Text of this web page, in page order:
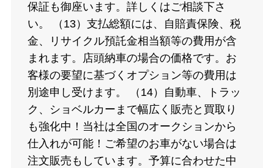
保証も御座います。詳しくはご相談下さ
い。 （13）支払総額には、自賠責保険、税
金、リサイクル預託金相当額等の費用が含
まれます。店頭納車の場合の価格です。お
客様の要望に基づくオプション等の費用は
別途申し受けます。 （14）自動車、トラッ
ク、ショベルカーまで幅広く販売と買取り
も強化中！当社は全国のオークションから
仕入れが可能！ご希望のお車がない場合は
注文販売もしています。予算に合わせた中